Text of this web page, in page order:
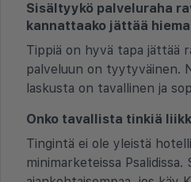
Sisältyykö palveluraha
kannattaako jättää
Tippiä on hyvä tapa jättää
palveluun on tyytyväinen.
laskusta on tavallinen ja
Onko tavallista tinkiä
Tingintä ei ole yleistä
minimarketeissa Psalidissa.